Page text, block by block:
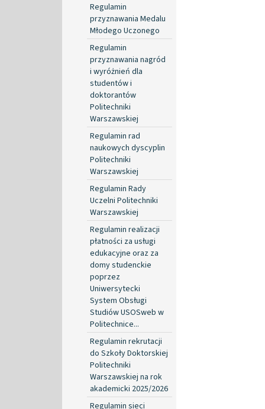
Regulamin
przyznawania Medalu
Młodego Uczonego
Regulamin
przyznawania nagród
i wyróżnień dla
studentów i
doktorantów
Politechniki
Warszawskiej
Regulamin rad
naukowych dyscyplin
Politechniki
Warszawskiej
Regulamin Rady
Uczelni Politechniki
Warszawskiej
Regulamin realizacji
płatności za usługi
edukacyjne oraz za
domy studenckie
poprzez
Uniwersytecki
System Obsługi
Studiów USOSweb w
Politechnice...
Regulamin rekrutacji
do Szkoły Doktorskiej
Politechniki
Warszawskiej na rok
akademicki 2025/2026
Regulamin sieci